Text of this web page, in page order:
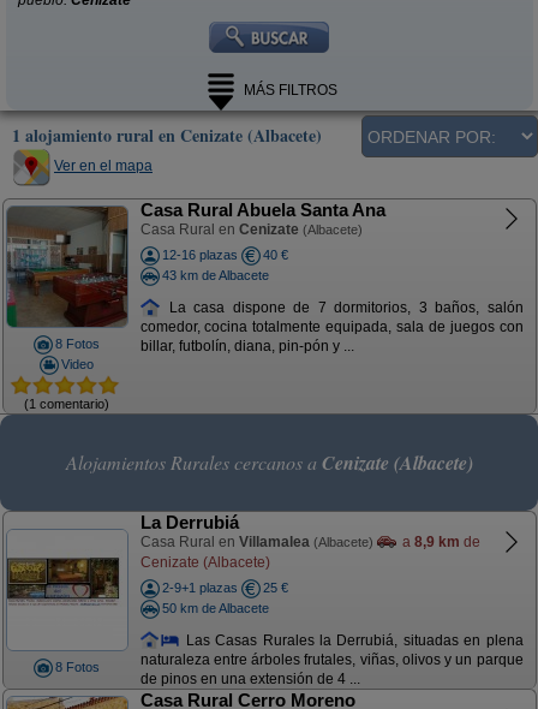
MÁS FILTROS
1 alojamiento rural en Cenizate (Albacete)
Ver en el mapa
8 Fotos
Video
(1 comentario)
Casa Rural Abuela Santa Ana
Casa Rural en Cenizate (Albacete)
12-16 plazas
40 €
43 km de Albacete
La casa dispone de 7 dormitorios, 3 baños, salón
comedor, cocina totalmente equipada, sala de juegos con
billar, futbolín, diana, pin-pón y ...
Alojamientos Rurales cercanos a Cenizate (Albacete)
8 Fotos
La Derrubiá
Casa Rural en Villamalea (Albacete) a 8,9 km de
Cenizate (Albacete)
2-9+1 plazas
25 €
50 km de Albacete
Las Casas Rurales la Derrubiá, situadas en plena
naturaleza entre árboles frutales, viñas, olivos y un parque
de pinos en una extensión de 4 ...
Casa Rural Cerro Moreno